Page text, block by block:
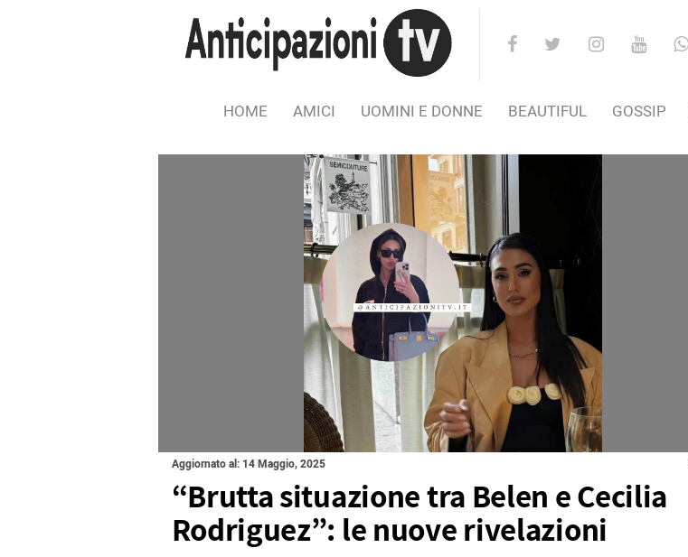
HOME AMICI UOMINI E DONNE BEAUTIFUL GOSSIP
Aggiornato al: 14 Maggio, 2025
“Brutta situazione tra Belen e Cecilia
Rodriguez”: le nuove rivelazioni